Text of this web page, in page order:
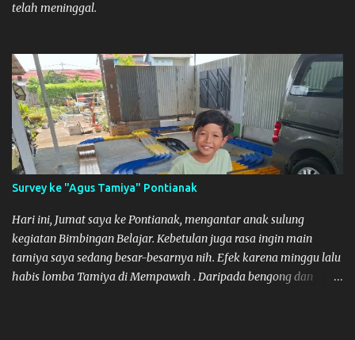
telah meninggal.
Survey ke "Agus Tamiya" Pontianak
Hari ini, Jumat saya ke Pontianak, mengantar anak sulung
kegiatan Bimbingan Belajar. Kebetulan juga rasa ingin main
tamiya saya sedang besar-besarnya nih. Efek karena minggu lalu
habis lomba Tamiya di Mempawah . Daripada bengong dan